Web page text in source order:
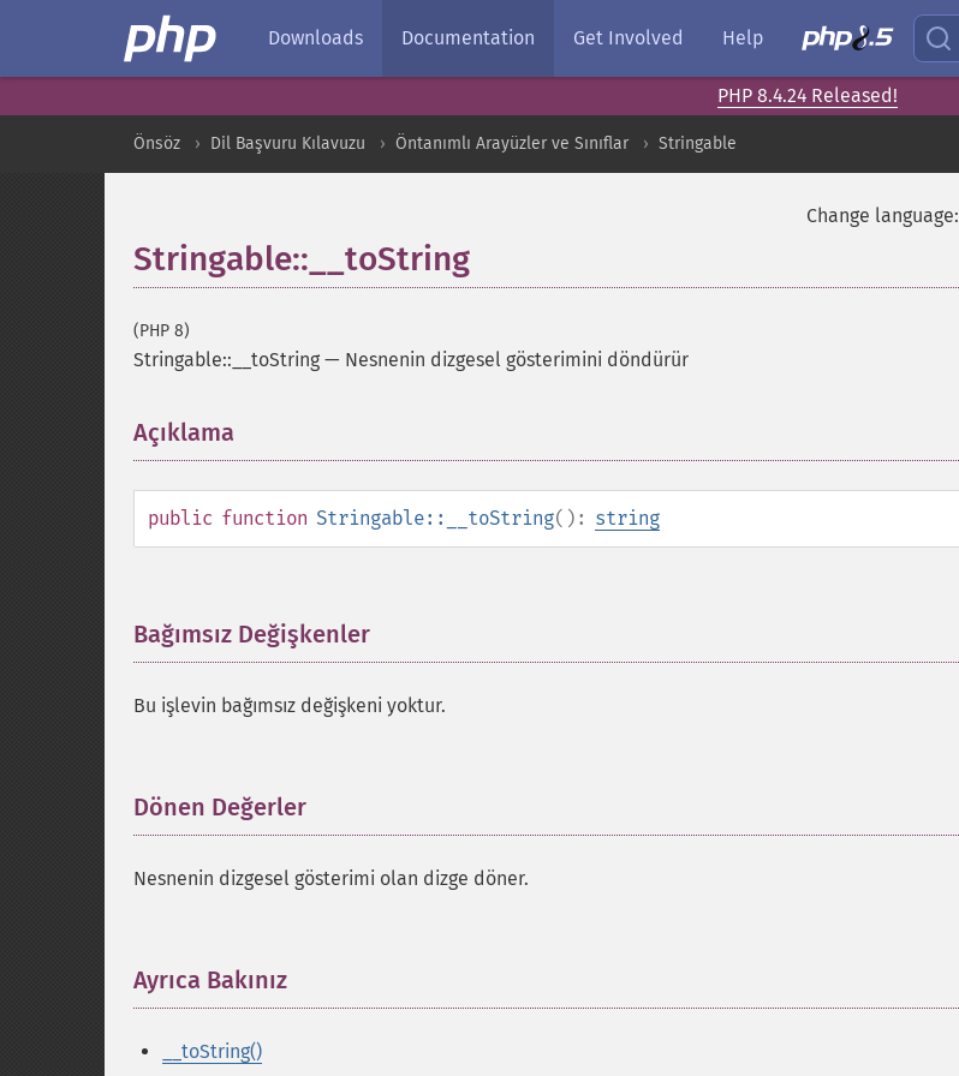
Downloads Documentation Get Involved Help
PHP 8.4.24 Released!
Önsöz Dil Başvuru Kılavuzu Öntanımlı Arayüzler ve Sınıflar Stringable
Change language:
Stringable::__toString
(PHP 8)
Stringable::__toString — Nesnenin dizgesel gösterimini döndürür
Açıklama
public function Stringable::__toString(): string
Bağımsız Değişkenler
Bu işlevin bağımsız değişkeni yoktur.
Dönen Değerler
Nesnenin dizgesel gösterimi olan dizge döner.
Ayrıca Bakınız
__toString()